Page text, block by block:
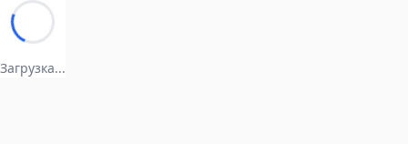
Загрузка...